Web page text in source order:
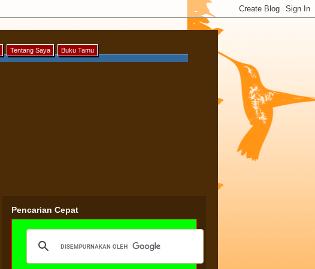
Tentang Saya Buku Tamu
Pencarian Cepat